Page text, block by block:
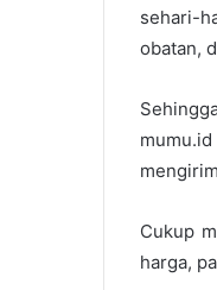
sehari-
obatan,
Cukup
harga,